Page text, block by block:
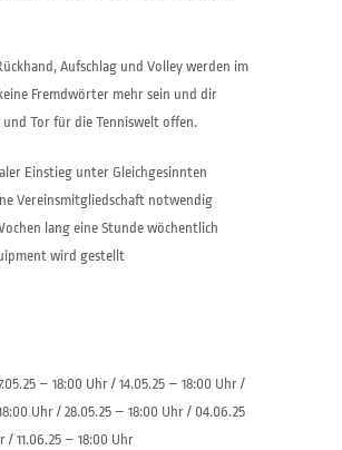
Aufschlag und Volley werden im
Fremdwörter mehr sein und dir
und Tor für die Tenniswelt offen.
Einstieg unter Gleichgesinnten
Vereinsmitgliedschaft notwendig
lang eine Stunde wöchentlich
wird gestellt
– 18:00 Uhr / 14.05.25 – 18:00 Uhr /
Uhr / 28.05.25 – 18:00 Uhr / 04.06.25
/ 11.06.25 – 18:00 Uhr